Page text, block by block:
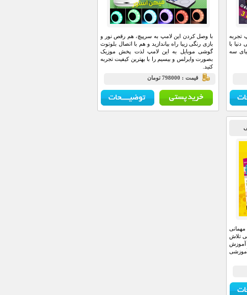
تجربه
با
سه
با وصل کردن این لامپ به سرپیچ، هم رقص نور و
بازی رنگی زیبا راه بیاندازید و هم با اتصال بلوتوث
گوشی موبایل به این لامپ لذت پخش موزیک
بصورت وایرلس و بیسیم را با بهترین کیفیت تجربه
کنید.
قيمت : 798000 تومان
تلاش
آموزش
آموزشی